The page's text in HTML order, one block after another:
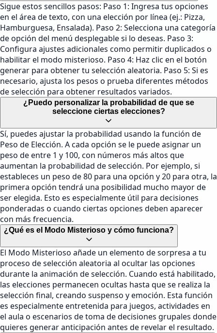
Sigue estos sencillos pasos: Paso 1: Ingresa tus opciones
en el área de texto, con una elección por línea (ej.: Pizza,
Hamburguesa, Ensalada). Paso 2: Selecciona una categoría
de opción del menú desplegable si lo deseas. Paso 3:
Configura ajustes adicionales como permitir duplicados o
habilitar el modo misterioso. Paso 4: Haz clic en el botón
generar para obtener tu selección aleatoria. Paso 5: Si es
necesario, ajusta los pesos o prueba diferentes métodos
de selección para obtener resultados variados.
¿Puedo personalizar la probabilidad de que se
seleccione ciertas elecciones?
Sí, puedes ajustar la probabilidad usando la función de
Peso de Elección. A cada opción se le puede asignar un
peso de entre 1 y 100, con números más altos que
aumentan la probabilidad de selección. Por ejemplo, si
estableces un peso de 80 para una opción y 20 para otra, la
primera opción tendrá una posibilidad mucho mayor de
ser elegida. Esto es especialmente útil para decisiones
ponderadas o cuando ciertas opciones deben aparecer
con más frecuencia.
¿Qué es el Modo Misterioso y cómo funciona?
El Modo Misterioso añade un elemento de sorpresa a tu
proceso de selección aleatoria al ocultar las opciones
durante la animación de selección. Cuando está habilitado,
las elecciones permanecen ocultas hasta que se realiza la
selección final, creando suspenso y emoción. Esta función
es especialmente entretenida para juegos, actividades en
el aula o escenarios de toma de decisiones grupales donde
quieres generar anticipación antes de revelar el resultado.